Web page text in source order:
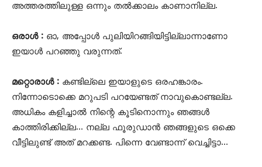
അത്തരത്തിലുള്ള ഒന്നും തൽക്കാലം കാണാനില്ല.
ഒരാൾ : ഓ, അപ്പോൾ പുലിയിറങ്ങിയിട്ടില്ലാന്നാണോ
ഇയാൾ പറഞ്ഞു വരുന്നത്.
മറ്റൊരാൾ : കണ്ടില്ലെ ഇയാളുടെ ഒരഹങ്കാരം.
നിന്നോടൊക്കെ മറുപടി പറയേണ്ടത് നാവുകൊണ്ടല്ല.
അധികം കളിച്ചാൽ നിന്റെ കൂടിനൊന്നും ഞങ്ങൾ
കാത്തിരിക്കില്ല… നല്ല ഫൂരുഡാൻ ഞങ്ങളുടെ ഒക്കെ
വീട്ടിലുണ്ട് അത് മറക്കണ്ട. പിന്നെ വേണ്ടാന്ന് വെച്ചിട്ടാ…